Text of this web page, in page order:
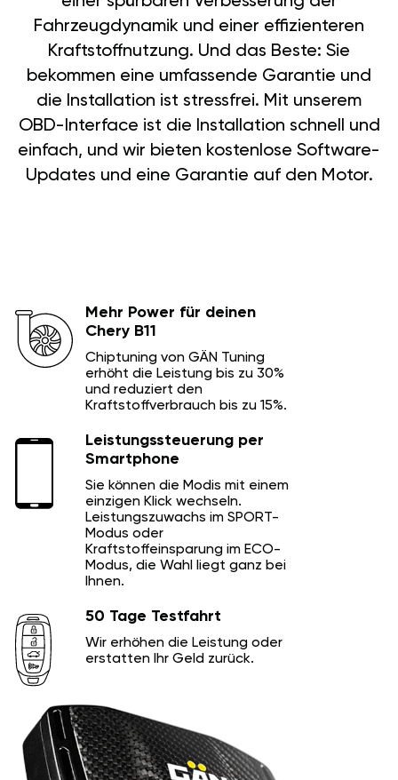
Fahrzeugdynamik und einer effizienteren
Kraftstoffnutzung. Und das Beste: Sie
bekommen eine umfassende Garantie und
die Installation ist stressfrei. Mit unserem
OBD-Interface ist die Installation schnell und
einfach, und wir bieten kostenlose Software-
Updates und eine Garantie auf den Motor.
Mehr Power für deinen
Chery B11
Chiptuning von GÄN Tuning
erhöht die Leistung bis zu 30%
und reduziert den
Kraftstoffverbrauch bis zu 15%.
Leistungssteuerung per
Smartphone
Sie können die Modis mit einem
einzigen Klick wechseln.
Leistungszuwachs im SPORT-
Modus oder
Kraftstoffeinsparung im ECO-
Modus, die Wahl liegt ganz bei
Ihnen.
50 Tage Testfahrt
Wir erhöhen die Leistung oder
erstatten Ihr Geld zurück.